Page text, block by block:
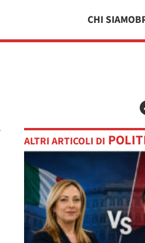
CHI SIAMO
ALTRI ARTICOLI DI